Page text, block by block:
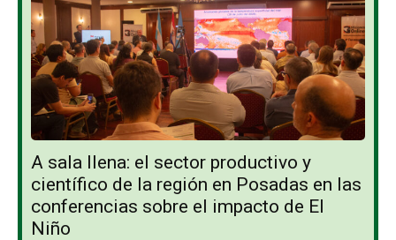
A sala llena: el sector productivo y
científico de la región en Posadas en las
conferencias sobre el impacto de El
Niño